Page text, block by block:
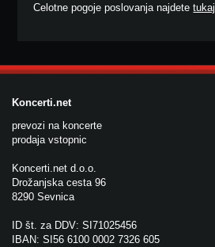
Celotne pogoje poslovanja najdetetukaj
Koncerti.net
prevozi na koncerte
prodaja vstopnic
Koncerti.net d.o.o.
Drožanjska cesta 96
8290 Sevnica
ID št. za DDV: SI71025456
IBAN: SI56 6100 0002 7326 605